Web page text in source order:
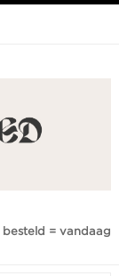
besteld = vandaag